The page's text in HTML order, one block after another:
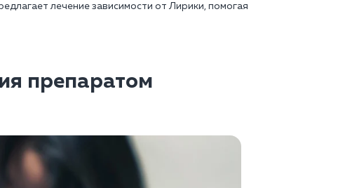
лечение зависимости от Лирики, помогая
препаратом